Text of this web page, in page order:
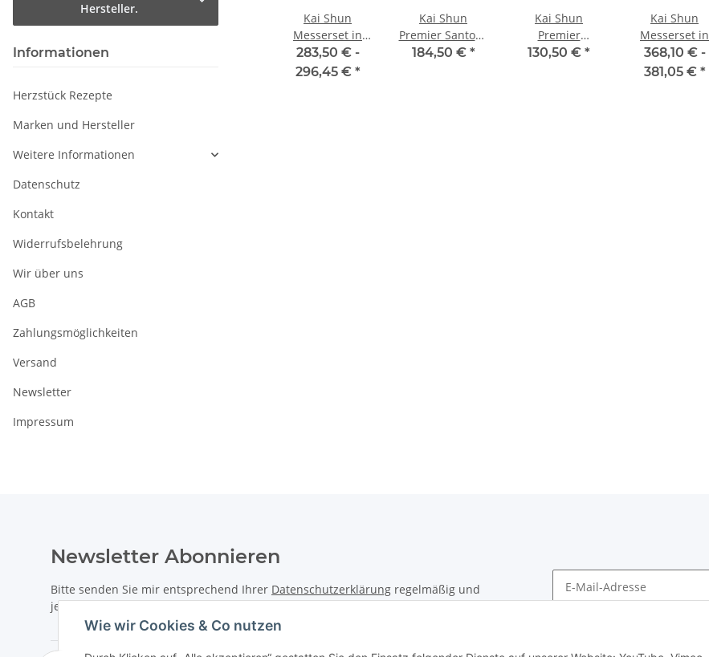
Wie wir Cookies & Co nutzen
Schinkenmesser
166,50 € -
Kai Shun
Messerset in
edler
Holzschatullle
283,50 € -
296,45 € *
Kai Shun
Premier Santoku
Messer 14 cm
184,50 € *
Kai Shun
Premier
Tourniermesser
130,50 € *
Kai Shun
Messerset in
edler
Holzschatulle
368,10 € -
381,05 € *
Hersteller.
Informationen
Herzstück Rezepte
Marken und Hersteller
Weitere Informationen
Datenschutz
Kontakt
Widerrufsbelehrung
Wir über uns
AGB
Zahlungsmöglichkeiten
Versand
Newsletter
Impressum
Newsletter Abonnieren
Bitte senden Sie mir entsprechend Ihrer Datenschutzerklärung regelmäßig und
jederzeit widerruflich Informationen zu Ihrem Produktsortiment per E-Mail zu.